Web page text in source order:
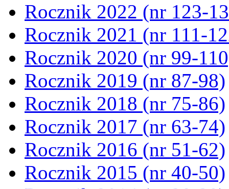
Rocznik 2022 (nr 123-
Rocznik 2021 (nr 111-
Rocznik 2020 (nr 99-
Rocznik 2019 (nr 87-98)
Rocznik 2018 (nr 75-86)
Rocznik 2017 (nr 63-74)
Rocznik 2016 (nr 51-62)
Rocznik 2015 (nr 40-50)